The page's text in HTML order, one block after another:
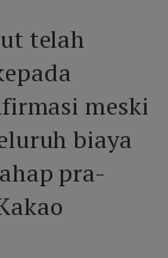
telah
meski
biaya
pra-